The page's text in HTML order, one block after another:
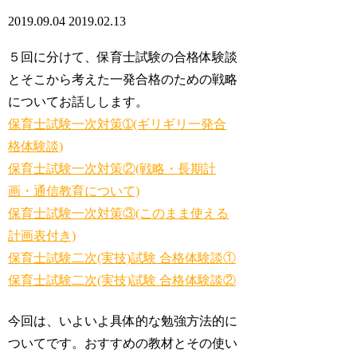
2019.09.04 2019.02.13
５回に分けて、保育士試験の合格体験談
とそこから考えた一発合格のための戦略
についてお話しします。
保育士試験一次対策➀(ギリギリ一発合
格体験談)
保育士試験一次対策②(戦略・長期計
画・通信教育について)
保育士試験一次対策③(このまま使える
計画表付き)
保育士試験二次(実技)試験 合格体験談①
保育士試験二次(実技)試験 合格体験談②
今回は、いよいよ具体的な勉強方法的に
ついてです。おすすめの教材とその使い